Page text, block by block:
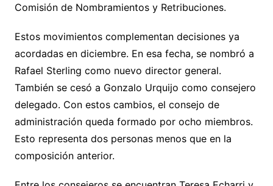
Comisión de Nombramientos y Retribuciones.
Estos movimientos complementan decisiones ya
acordadas en diciembre. En esa fecha, se nombró a
Rafael Sterling como nuevo director general.
También se cesó a Gonzalo Urquijo como consejero
delegado. Con estos cambios, el consejo de
administración queda formado por ocho miembros.
Esto representa dos personas menos que en la
composición anterior.